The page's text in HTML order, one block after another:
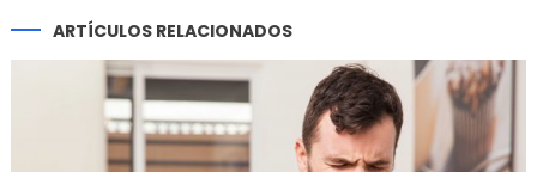
ARTÍCULOS RELACIONADOS